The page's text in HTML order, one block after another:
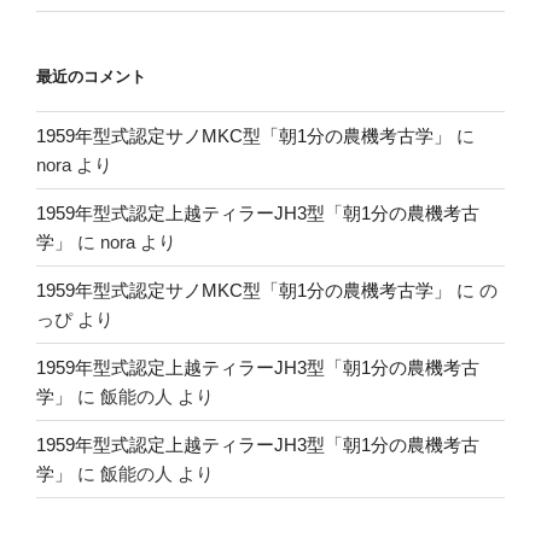
最近のコメント
1959年型式認定サノMKC型「朝1分の農機考古学」
に
nora より
1959年型式認定上越ティラーJH3型「朝1分の農機考古
学」
に nora より
1959年型式認定サノMKC型「朝1分の農機考古学」 に の
っぴより
1959年型式認定上越ティラーJH3型「朝1分の農機考古
学」
に 飯能の人 より
1959年型式認定上越ティラーJH3型「朝1分の農機考古
学」
に 飯能の人 より